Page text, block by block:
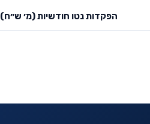
הפקדות נטו חודשיות (מ׳ ש״ח)